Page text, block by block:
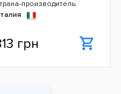
производитель:
грн